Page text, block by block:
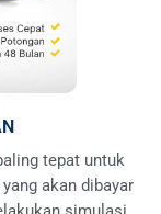
tepat untuk
akan dibayar